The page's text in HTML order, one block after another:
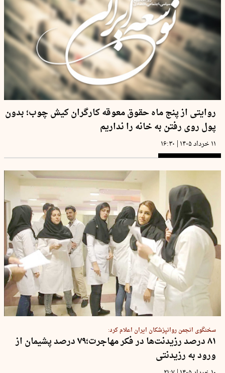
روایتی از پنج ماه حقوق معوقه کارگران کیش چوب؛ بدون
پول روی رفتن به خانه را نداریم
۱۱ خرداد ۱۴۰۵ | ۱۶:۳۰
سخنگوی انجمن روانپزشکان ایران اعلام کرد:
۸۱ درصد رزیدنت‌ها در فکر مهاجرت؛۷۹ درصد پشیمان از
ورود به رزیدنتی